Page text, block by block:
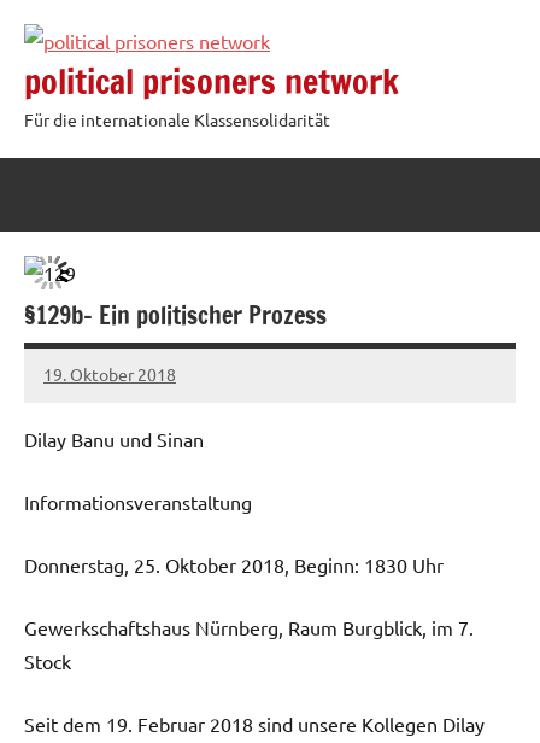
Inhalt
springen
political prisoners network
Für die internationale Klassensolidarität
§129b- Ein politischer Prozess
19. Oktober 2018
admin
Dilay Banu und Sinan
Informationsveranstaltung
Donnerstag, 25. Oktober 2018, Beginn: 1830 Uhr
Gewerkschaftshaus Nürnberg, Raum Burgblick, im 7.
Stock
Seit dem 19. Februar 2018 sind unsere Kollegen Dilay